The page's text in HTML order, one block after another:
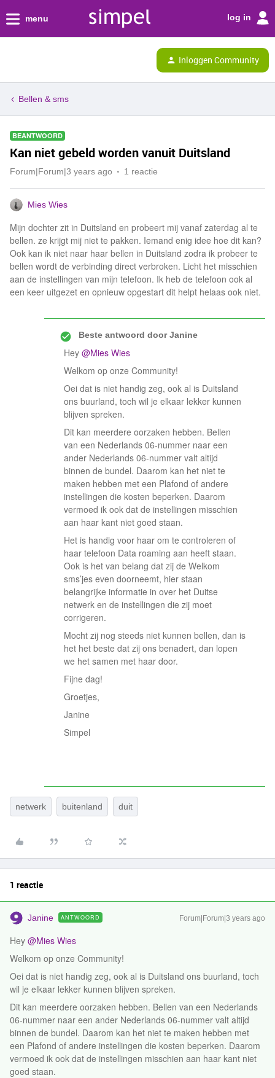
menu log in
Inloggen Community
Bellen & sms
BEANTWOORD
Kan niet gebeld worden vanuit Duitsland
Forum|Forum|3 years ago 1 reactie
Mies Wies
Mijn dochter zit in Duitsland en probeert mij vanaf zaterdag al te
bellen. ze krijgt mij niet te pakken. Iemand enig idee hoe dit kan?
Ook kan ik niet naar haar bellen in Duitsland zodra ik probeer te
bellen wordt de verbinding direct verbroken. Licht het misschien
aan de instellingen van mijn telefoon. Ik heb de telefoon ook al
een keer uitgezet en opnieuw opgestart dit helpt helaas ook niet.
Beste antwoord doorJanine
Hey @Mies Wies
Welkom op onze Community!
Oei dat is niet handig zeg, ook al is Duitsland
ons buurland, toch wil je elkaar lekker kunnen
blijven spreken.
Dit kan meerdere oorzaken hebben. Bellen
van een Nederlands 06-nummer naar een
ander Nederlands 06-nummer valt altijd
binnen de bundel. Daarom kan het niet te
maken hebben met een Plafond of andere
instellingen die kosten beperken. Daarom
vermoed ik ook dat de instellingen misschien
aan haar kant niet goed staan.
Het is handig voor haar om te controleren of
haar telefoon Data roaming aan heeft staan.
Ook is het van belang dat zij de Welkom
sms’jes even doorneemt, hier staan
belangrijke informatie in over het Duitse
netwerk en de instellingen die zij moet
corrigeren.
Mocht zij nog steeds niet kunnen bellen, dan is
het het beste dat zij ons benadert, dan lopen
we het samen met haar door.
Fijne dag!
Groetjes,
Janine
Simpel
netwerk buitenland duit
1 reactie
Janine ANTWOORD Forum|Forum|3 years ago
Hey @Mies Wies
Welkom op onze Community!
Oei dat is niet handig zeg, ook al is Duitsland ons buurland, toch
wil je elkaar lekker kunnen blijven spreken.
Dit kan meerdere oorzaken hebben. Bellen van een Nederlands
06-nummer naar een ander Nederlands 06-nummer valt altijd
binnen de bundel. Daarom kan het niet te maken hebben met
een Plafond of andere instellingen die kosten beperken. Daarom
vermoed ik ook dat de instellingen misschien aan haar kant niet
goed staan.